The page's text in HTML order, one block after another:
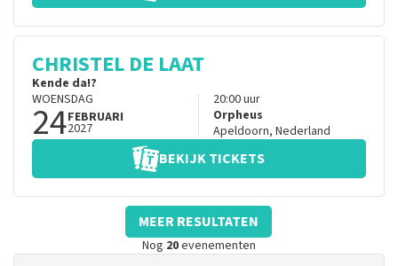
CHRISTEL DE LAAT
Kende da!?
WOENSDAG
24FEBRUARI
2027
20:00uur
Orpheus
Apeldoorn, Nederland
BEKIJK TICKETS
MEER RESULTATEN
Nog 20evenementen